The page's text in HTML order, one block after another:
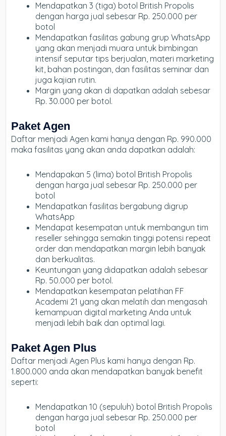
Mendapatkan 3 (tiga) botol British Propolis
dengan harga jual sebesar Rp. 250.000 per
botol
Mendapatkan fasilitas gabung grup WhatsApp
yang akan menjadi muara untuk bimbingan
intensif seputar tips berjualan, materi marketing
kit, bahan postingan, dan fasilitas seminar dan
juga kajian rutin.
Margin yang akan di dapatkan adalah sebesar
Rp. 30.000 per botol.
Paket Agen
Daftar menjadi Agen kami hanya dengan Rp. 990.000
maka fasilitas yang akan anda dapatkan adalah:
Mendapakan 5 (lima) botol British Propolis
dengan harga jual sebesar Rp. 250.000 per
botol
Mendapatkan fasilitas bergabung digrup
WhatsApp
Mendapat kesempatan untuk membangun tim
reseller sehingga semakin tinggi potensi repeat
order dan mendapatkan margin lebih banyak
dan berkualitas.
Keuntungan yang didapatkan adalah sebesar
Rp. 50.000 per botol.
Mendapatkan kesempatan pelatihan FF
Academi 21 yang akan melatih dan mengasah
kemampuan digital marketing Anda untuk
menjadi lebih baik dan optimal lagi.
Paket Agen Plus
Daftar menjadi Agen Plus kami hanya dengan Rp.
1.800.000 anda akan mendapatkan banyak benefit
seperti:
Mendapatkan 10 (sepuluh) botol British Propolis
dengan harga jual sebesar Rp. 250.000 per
botol